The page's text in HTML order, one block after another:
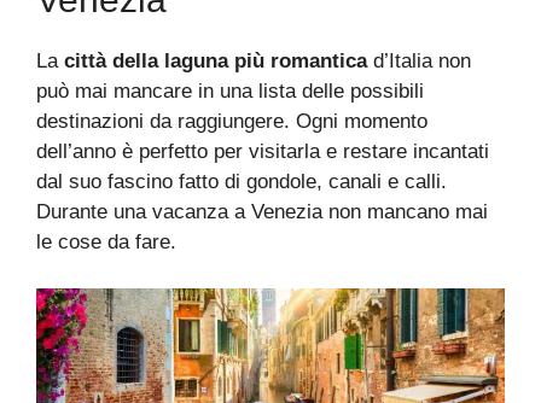
La città della laguna più romanticad’Italia non
può mai mancare in una lista delle possibili
destinazioni da raggiungere. Ogni momento
dell’anno è perfetto per visitarla e restare incantati
dal suo fascino fatto di gondole, canali e calli.
Durante una vacanza a Venezia non mancano mai
le cose da fare.